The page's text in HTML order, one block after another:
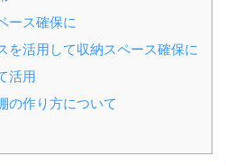
ース確保に
を活用して収納スペース確保に
活用
の作り方について